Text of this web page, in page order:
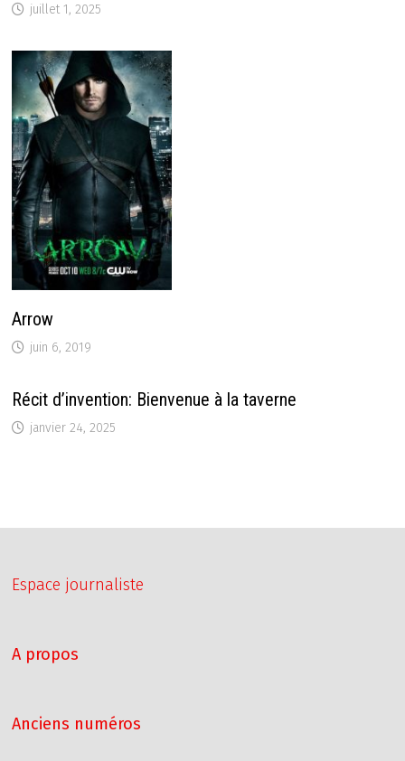
juillet 1, 2025
Arrow
juin 6, 2019
Récit d’invention: Bienvenue à la taverne
janvier 24, 2025
Espace journaliste
A propos
Anciens numéros